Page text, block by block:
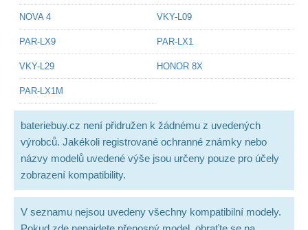
NOVA 4 VKY-L09
PAR-LX9 PAR-LX1
VKY-L29 HONOR 8X
PAR-LX1M
bateriebuy.cz není přidružen k žádnému z uvedených
výrobců. Jakékoli registrované ochranné známky nebo
názvy modelů uvedené výše jsou určeny pouze pro účely
zobrazení kompatibility.
V seznamu nejsou uvedeny všechny kompatibilní modely.